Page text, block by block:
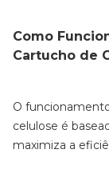
Como
Cartucho de
O
celulose é
maximiza a